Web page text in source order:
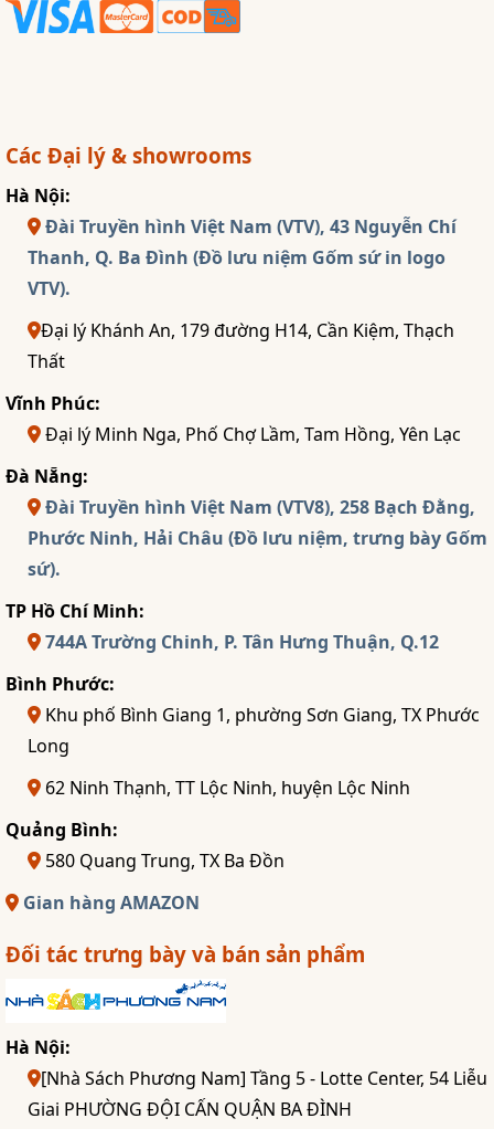
Các Đại lý & showrooms
Hà Nội:
Đài Truyền hình Việt Nam (VTV), 43 Nguyễn Chí
Thanh, Q. Ba Đình (Đồ lưu niệm Gốm sứ in logo
VTV).
Đại lý Khánh An, 179 đường H14, Cần Kiệm, Thạch
Thất
Vĩnh Phúc:
Đại lý Minh Nga, Phố Chợ Lầm, Tam Hồng, Yên Lạc
Đà Nẵng:
Đài Truyền hình Việt Nam (VTV8), 258 Bạch Đằng,
Phước Ninh, Hải Châu (Đồ lưu niệm, trưng bày Gốm
sứ).
TP Hồ Chí Minh:
744A Trường Chinh, P. Tân Hưng Thuận, Q.12
Bình Phước:
Khu phố Bình Giang 1, phường Sơn Giang, TX Phước
Long
62 Ninh Thạnh, TT Lộc Ninh, huyện Lộc Ninh
Quảng Bình:
580 Quang Trung, TX Ba Đồn
Gian hàng AMAZON
Đối tác trưng bày và bán sản phẩm
Hà Nội:
[Nhà Sách Phương Nam] Tầng 5 - Lotte Center, 54 Liễu
Giai PHƯỜNG ĐỘI CẤN QUẬN BA ĐÌNH